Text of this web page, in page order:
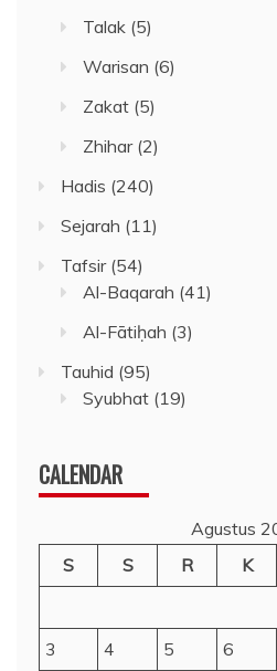
Talak (5)
Warisan (6)
Zakat (5)
Zhihar(2)
Hadis (240)
Sejarah (11)
Tafsir(54)
Al-Baqarah (41)
Al-Fātiḥah (3)
Tauhid (95)
Syubhat (19)
CALENDAR
Agustus
S
S R K
3
4 5 6